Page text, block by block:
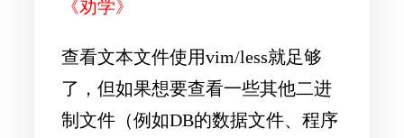
查看文本文件使用vim/less就足够
了，但如果想要查看一些其他二进
制文件（例如DB的数据文件、程序